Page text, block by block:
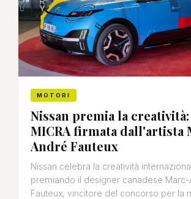
MOTORI
Nissan premia la
MICRA firmata dall'artista
André Fauteux
Nissan celebra la creatività
premiando il designer canadese Marc-
Fauteux, vincitore del concorso per la